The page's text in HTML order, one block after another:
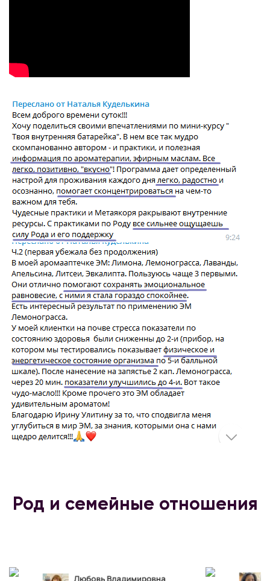
Род и семейные отношения